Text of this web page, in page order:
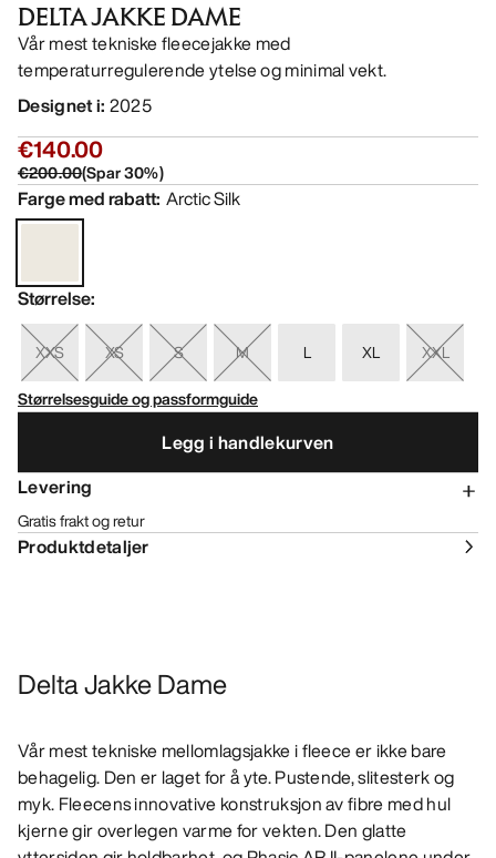
DELTA JAKKE DAME
Vår mest tekniske fleecejakke med
temperaturregulerende ytelse og minimal vekt.
Designet i: 2025
€140.00
€200.00(Spar30%)
Farge med rabatt: Arctic Silk
Størrelse:
XXS XS S M L XL
XXL
Størrelsesguide og passformguide
Legg i handlekurven
Levering
Gratis frakt og retur
Produktdetaljer
Delta Jakke Dame
Vår mest tekniske mellomlagsjakke i fleece er ikke bare
behagelig. Den er laget for å yte. Pustende, slitesterk og
myk. Fleecens innovative konstruksjon av fibre med hul
kjerne gir overlegen varme for vekten. Den glatte